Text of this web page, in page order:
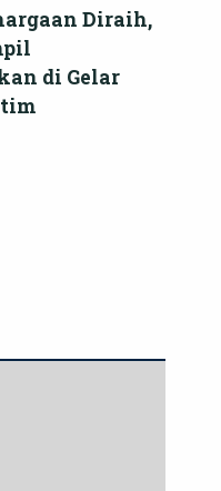
Diraih,
di Gelar